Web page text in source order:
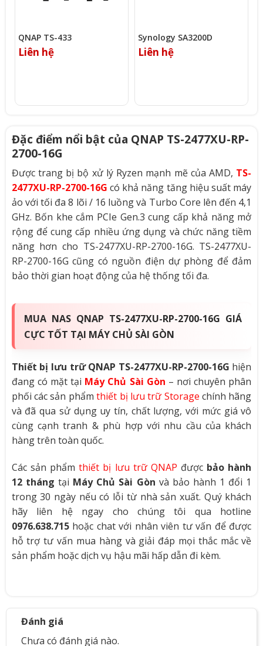
QNAP TS-433
Liên hệ
Synology SA3200D
Liên hệ
Đặc điểm nổi bật của QNAP TS-2477XU-RP-
2700-16G
Được trang bị bộ xử lý Ryzen mạnh mẽ của AMD, TS-
2477XU-RP-2700-16G có khả năng tăng hiệu suất máy
ảo với tối đa 8 lõi / 16 luồng và Turbo Core lên đến 4,1
GHz. Bốn khe cắm PCIe Gen.3 cung cấp khả năng mở
rộng để cung cấp nhiều ứng dụng và chức năng tiềm
năng hơn cho TS-2477XU-RP-2700-16G. TS-2477XU-
RP-2700-16G cũng có nguồn điện dự phòng để đảm
bảo thời gian hoạt động của hệ thống tối đa.
MUA NAS QNAP TS-2477XU-RP-2700-16G GIÁ
CỰC TỐT TẠI MÁY CHỦ SÀI GÒN
Thiết bị lưu trữ QNAP TS-2477XU-RP-2700-16G hiện
đang có mặt tại Máy Chủ Sài Gòn – nơi chuyên phân
phối các sản phẩmthiết bị lưu trữ Storage chính hãng
và đã qua sử dụng uy tín, chất lượng, với mức giá vô
cùng cạnh tranh & phù hợp với nhu cầu của khách
hàng trên toàn quốc.
Các sản phẩmthiết bị lưu trữ QNAP được bảo hành
12 tháng tại Máy Chủ Sài Gòn và bảo hành 1 đổi 1
trong 30 ngày nếu có lỗi từ nhà sản xuất. Quý khách
hãy liên hệ ngay cho chúng tôi qua hotline
0976.638.715hoặc chat với nhân viên tư vấn để được
hỗ trợ tư vấn mua hàng và giải đáp mọi thắc mắc về
sản phẩm hoặc dịch vụ hậu mãi hấp dẫn đi kèm.
Đánh giá
Chưa có đánh giá nào.